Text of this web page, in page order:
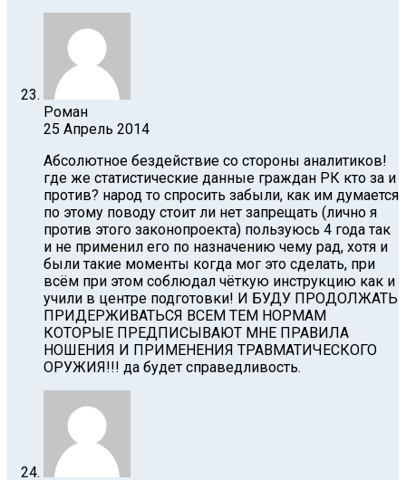
Роман
25 Апрель 2014
Абсолютное бездействие со стороны аналитиков!
где же статистические данные граждан РК кто за и
против? народ то спросить забыли, как им думается
по этому поводу стоит ли нет запрещать (лично я
против этого законопроекта) пользуюсь 4 года так
и не применил его по назначению чему рад, хотя и
были такие моменты когда мог это сделать, при
всём при этом соблюдал чёткую инструкцию как и
учили в центре подготовки! И БУДУ ПРОДОЛЖАТЬ
ПРИДЕРЖИВАТЬСЯ ВСЕМ ТЕМ НОРМАМ
КОТОРЫЕ ПРЕДПИСЫВАЮТ МНЕ ПРАВИЛА
НОШЕНИЯ И ПРИМЕНЕНИЯ ТРАВМАТИЧЕСКОГО
ОРУЖИЯ!!! да будет справедливость.